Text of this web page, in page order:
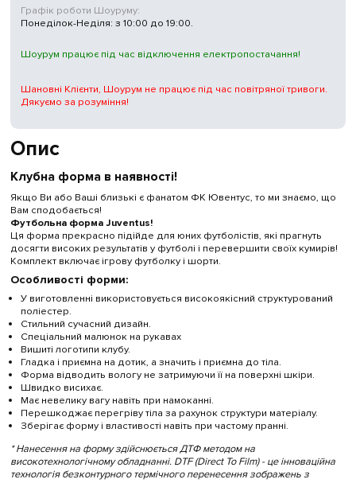
Опис
Клубна форма в наявності!
Якщо Ви або Ваші близькі є фанатом ФК Ювентус, то ми знаємо, що
Вам сподобається!
Футбольна форма Juventus!
Ця форма прекрасно підійде для юних футболістів, які прагнуть
досягти високих результатів у футболі і перевершити своїх кумирів!
Комплект включає ігрову футболку і шорти.
Особливості форми:
У виготовленні використовується високоякісний структурований
поліестер.
Стильний сучасний дизайн.
Спеціальний малюнок на рукавах
Вишиті логотипи клубу.
Гладка і приємна на дотик, а значить і приємна до тіла.
Форма відводить вологу не затримуючи її на поверхні шкіри.
Швидко висихає.
Має невелику вагу навіть при намоканні.
Перешкоджає перегріву тіла за рахунок структури матеріалу.
Зберігає форму і властивості навіть при частому пранні.
* Нанесення на форму здійснюється ДТФ методом на
високотехнологічному обладнанні. DTF (Direct To Film) - це інноваційна
технологія безконтурного термічного перенесення зображень з
Графік роботи Шоуруму:
Понеділок-Неділя: з 10:00 до 19:00.
Шоурум працює під час відключення електропостачання!
Шановні Клієнти, Шоурум не працює під час повітряної тривоги.
Дякуємо за розуміння!